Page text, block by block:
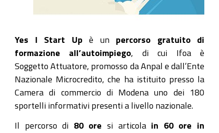
Yes I Start Up è un percorso gratuito di
formazione all’autoimpiego , di cui Ifoa è
Soggetto Attuatore, promosso da Anpal e dall’Ente
Nazionale Microcredito, che ha istituito presso la
Camera di commercio di Modena uno dei 180
sportelli informativi presenti a livello nazionale.
Il percorso di 80 ore si articola in 60 ore in